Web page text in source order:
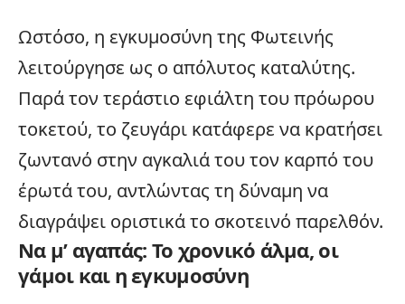
Ωστόσο, η εγκυμοσύνη της Φωτεινής
λειτούργησε ως ο απόλυτος καταλύτης.
Παρά τον τεράστιο εφιάλτη του πρόωρου
τοκετού, το ζευγάρι κατάφερε να κρατήσει
ζωντανό στην αγκαλιά του τον καρπό του
έρωτά του, αντλώντας τη δύναμη να
διαγράψει οριστικά το σκοτεινό παρελθόν.
Να μ’ αγαπάς: Το χρονικό άλμα, οι
γάμοι και η εγκυμοσύνη